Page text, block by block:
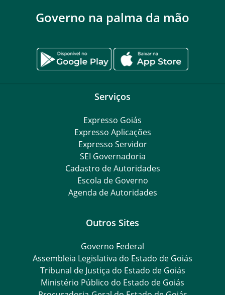
Governo na palma da mão
Serviços
Expresso Goiás
Expresso Aplicações
Expresso Servidor
SEI Governadoria
Cadastro de Autoridades
Escola de Governo
Agenda de Autoridades
Outros Sites
Governo Federal
Assembleia Legislativa do Estado de Goiás
Tribunal de Justiça do Estado de Goiás
Ministério Público do Estado de Goiás